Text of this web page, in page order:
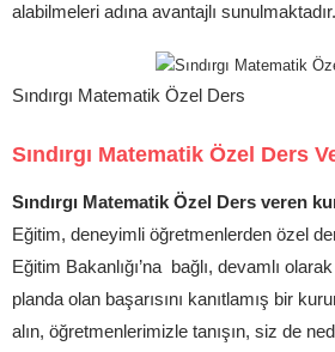
alabilmeleri adına avantajlı sunulmaktadır.
Sındırgı Matematik Özel Ders
Sındırgı Matematik Özel Ders
Sındırgı Matematik Özel Ders veren
Eğitim, deneyimli öğretmenlerden özel
Eğitim Bakanlığı’na bağlı, devamlı
planda olan başarısını kanıtlamış bir
alın, öğretmenlerimizle tanışın, siz de